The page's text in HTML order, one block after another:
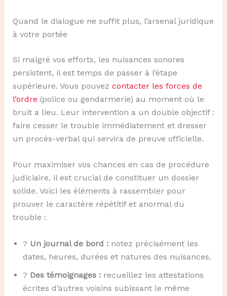
Quand le dialogue ne suffit plus, l’arsenal juridique
à votre portée
Si malgré vos efforts, les nuisances sonores
persistent, il est temps de passer à l’étape
supérieure. Vous pouvez contacter les forces de
l’ordre (police ou gendarmerie) au moment où le
bruit a lieu. Leur intervention a un double objectif :
faire cesser le trouble immédiatement et dresser
un procès-verbal qui servira de preuve officielle.
Pour maximiser vos chances en cas de procédure
judiciaire, il est crucial de constituer un dossier
solide. Voici les éléments à rassembler pour
prouver le caractère répétitif et anormal du
trouble :
? Un journal de bord :notez précisément les
dates, heures, durées et natures des nuisances.
?️ Des témoignages :recueillez les attestations
écrites d’autres voisins subissant le même